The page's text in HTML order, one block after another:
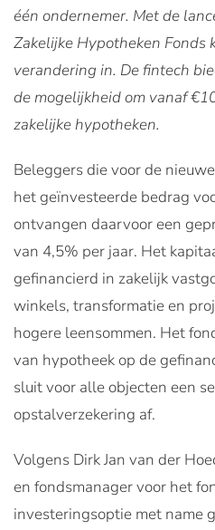
één ondernemer. Met de
Zakelijke Hypotheken Fonds
verandering in. De fintech
de mogelijkheid om vanaf
zakelijke hypotheken.
Beleggers die voor de
het geïnvesteerde bedrag
ontvangen daarvoor een
van 4,5% per jaar. Het
gefinancierd in zakelijk
winkels, transformatie en
hogere leensommen. Het
van hypotheek op de
sluit voor alle objecten een
opstalverzekering af.
Volgens Dirk Jan van der
en fondsmanager voor het
investeringsoptie met name